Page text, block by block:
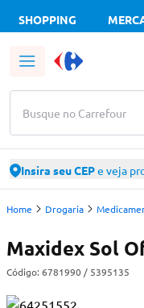
SHOPPING
Busque no Carrefour
Insira seu CEPe veja
Home Drogaria
Maxidex Sol
Código: 6781990 / 5395135